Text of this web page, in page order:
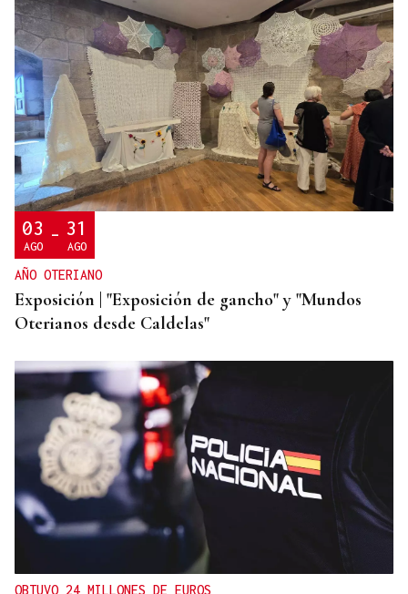
DEPORTE EN LA DIÁSPORA
La Xunta ratifica su apoyo al Galicia Esporte
Clube de Salvador de Bahía
03
AGO - 31
AGO
AÑO OTERIANO
Exposición | "Exposición de gancho" y "Mundos
Oterianos desde Caldelas"
OBTUVO 24 MILLONES DE EUROS